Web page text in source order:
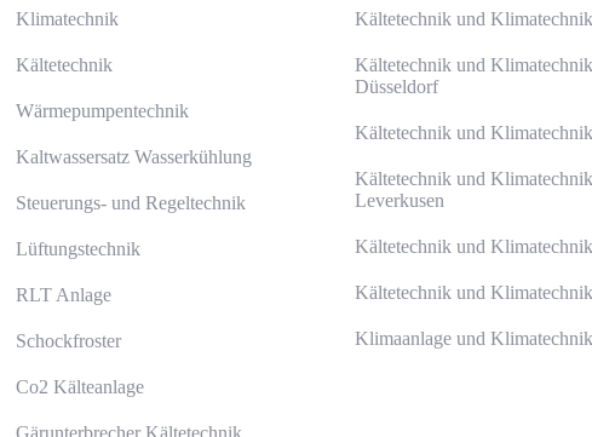
Klimatechnik
Kältetechnik
Wärmepumpentechnik
Kaltwassersatz Wasserkühlung
Steuerungs- und Regeltechnik
Lüftungstechnik
RLT Anlage
Schockfroster
Co2 Kälteanlage
Kältetechnik und
Kältetechnik und
Düsseldorf
Kältetechnik und
Kältetechnik und
Leverkusen
Kältetechnik und
Kältetechnik und
Klimaanlage und